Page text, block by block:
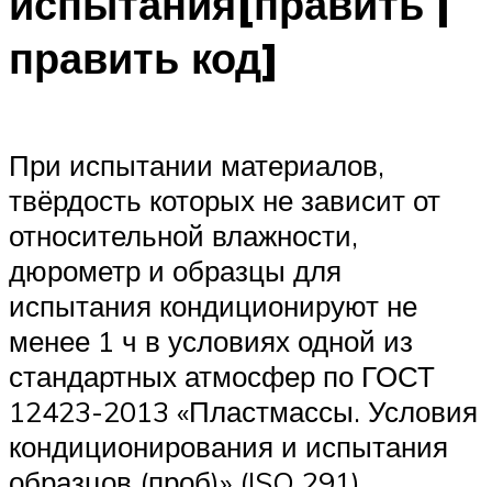
править код]
При испытании материалов,
твёрдость которых не зависит от
относительной влажности,
дюрометр и образцы для
испытания кондиционируют не
менее 1 ч в условиях одной из
стандартных атмосфер по ГОСТ
12423-2013 «Пластмассы. Условия
кондиционирования и испытания